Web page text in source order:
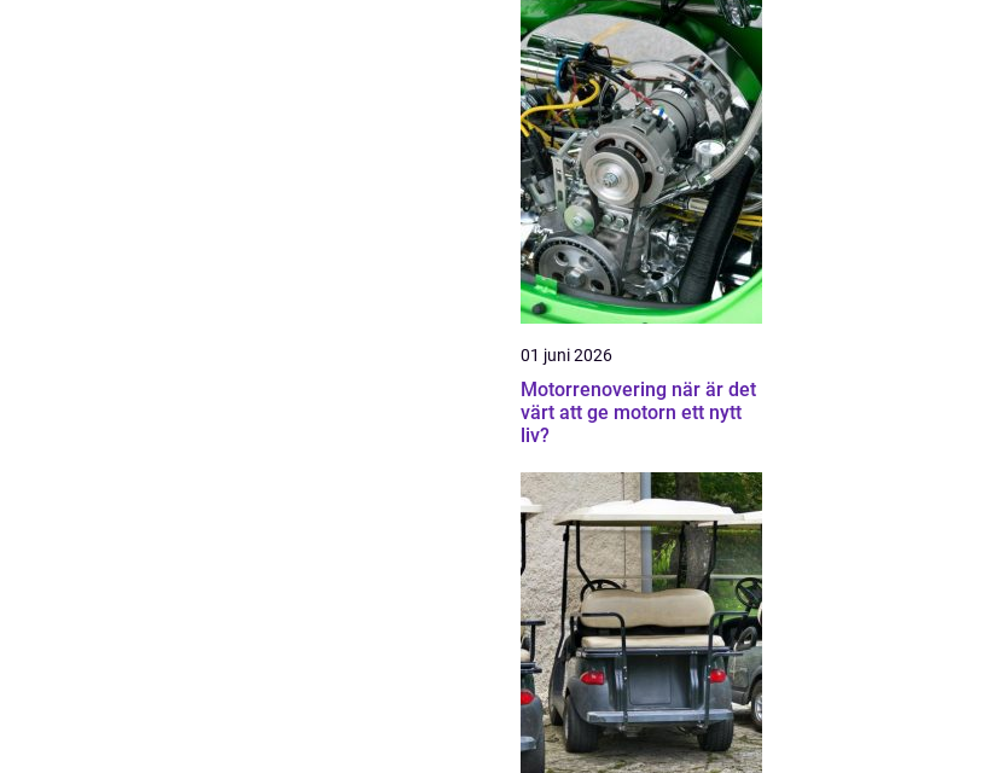
01 juni 2026
Motorrenovering när är det
värt att ge motorn ett nytt
liv?